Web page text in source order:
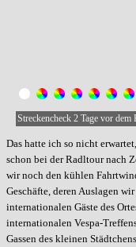
Streckencheck 2 Tage vor dem
Das hatte ich so nicht
schon bei der Radltour nach
wir noch den kühlen
Geschäfte, deren Auslagen
internationalen Gäste des
internationalen Vespa-
Gassen des kleinen